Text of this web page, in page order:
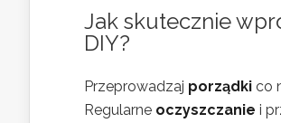
Jak skutecznie
DIY?
Przeprowadzaj porządki co
Regularne oczyszczanie i